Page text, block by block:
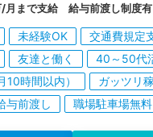
/月まで支給 給与前渡し制度有
未経験OK
交通費規定
友達と働く
40～50代
時間以内）
ガッツリ
与前渡し 職場駐車場無料